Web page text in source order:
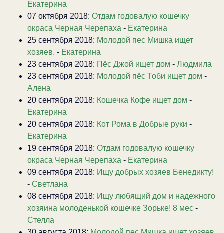
Екатерина
07 октября 2018: Отдам годовалую кошечку
окраса Черная Черепаха - Екатерина
25 сентября 2018: Молодой пес Мишка ищет
хозяев. - Екатерина
23 сентября 2018: Пёс Джой ищет дом - Людмила
23 сентября 2018: Молодой пёс Тоби ищет дом -
Алена
20 сентября 2018: Кошечка Кофе ищет дом -
Екатерина
20 сентября 2018: Кот Рома в Добрые руки -
Екатерина
19 сентября 2018: Отдам годовалую кошечку
окраса Черная Черепаха - Екатерина
09 сентября 2018: Ищу добрых хозяев Бенедикту!
- Светлана
08 сентября 2018: Ищу любящий дом и надежного
хозяина молоденькой кошечке Зорьке! 8 мес -
Стелла